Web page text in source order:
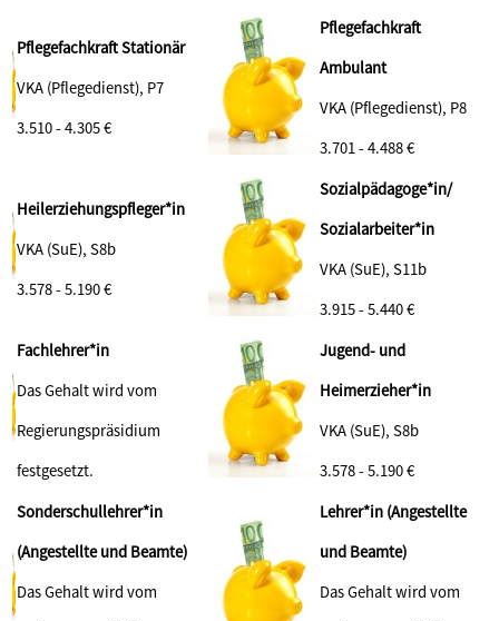
Pflegefachkraft Stationär
VKA (Pflegedienst), P7
3.510 - 4.305 €
Pflegefachkraft
Ambulant
VKA (Pflegedienst), P8
3.701 - 4.488 €
Heilerziehungspfleger*in
VKA (SuE), S8b
3.578 - 5.190€
Sozialpädagoge*in/
Sozialarbeiter*in
VKA (SuE), S11b
3.915 - 5.440 €
Fachlehrer*in
Das Gehalt wird vom
Regierungspräsidium
festgesetzt.
Jugend- und
Heimerzieher*in
VKA (SuE), S8b
3.578 - 5.190 €
Sonderschullehrer*in
(Angestellte und Beamte)
Das Gehalt wird vom
Lehrer*in (Angestellte
und Beamte)
Das Gehalt wird vom